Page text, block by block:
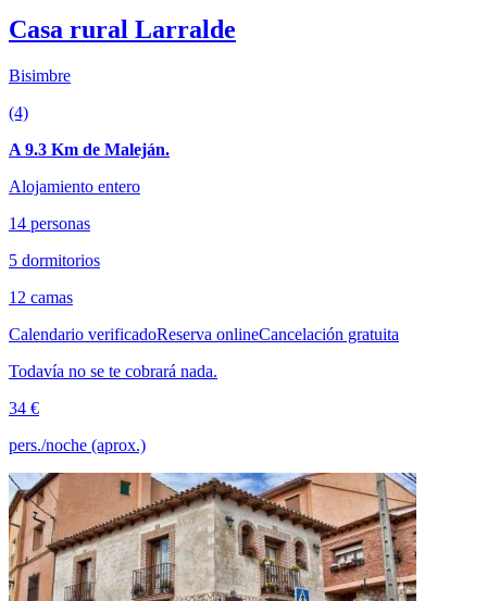
Casa rural Larralde
Bisimbre
(4)
A 9.3 Km de Maleján.
Alojamiento entero
14 personas
5 dormitorios
12 camas
Calendario verificadoReserva onlineCancelación gratuita
Todavía no se te cobrará nada.
34 €
pers./noche (aprox.)